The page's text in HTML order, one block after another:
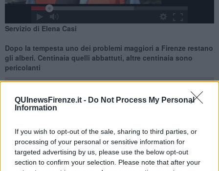
QUInewsFirenze.it - Do Not Process My Personal
Information
If you wish to opt-out of the sale, sharing to third parties, or
processing of your personal or sensitive information for
targeted advertising by us, please use the below opt-out
section to confirm your selection. Please note that after your
Servizio di Elena Casi
​Dopo la tempesta uno dei problemi maggiori a Firenze restano
gli alberi. Centinaia quelli abbattuti, altre centinaia sono
pericolanti
FIRENZE —Dopo latempestadi sabato 1 agosto uno dei
problemi maggiori aFirenzerestano glialberi.Centinaia quelli
abbattuti, altre centinaia sono pericolanti. Per questo, tra i tanti
provvedimenti presi dal Comune
, c'è quello della
chiusura di
diversi di questi polmoni verdi cittadini.
Tra questirestano